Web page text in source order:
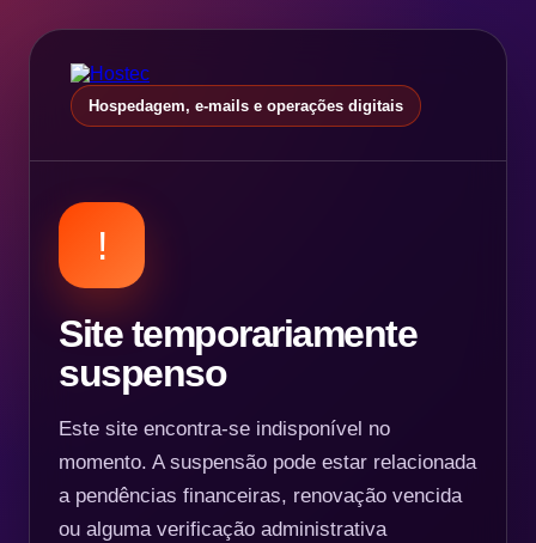
Hospedagem, e-mails e operações digitais
!
Site temporariamente
suspenso
Este site encontra-se indisponível no
momento. A suspensão pode estar relacionada
a pendências financeiras, renovação vencida
ou alguma verificação administrativa